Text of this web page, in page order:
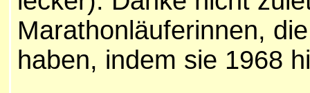
Marathonläuferinnen,
haben, indem sie 1968